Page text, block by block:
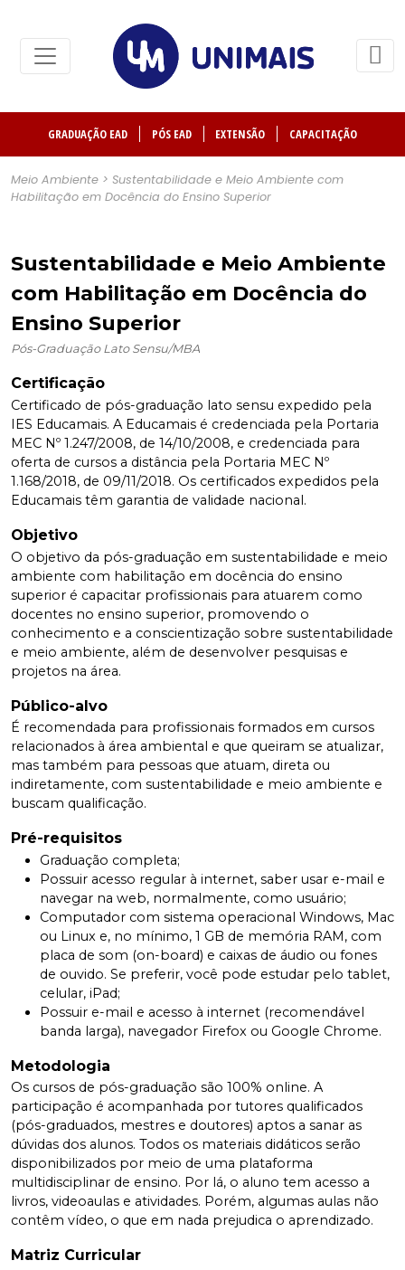
GRADUAÇÃO EAD PÓS EAD EXTENSÃO CAPACITAÇÃO
Meio Ambiente > Sustentabilidade e Meio Ambiente com
Habilitação em Docência do Ensino Superior
Sustentabilidade e Meio Ambiente
com Habilitação em Docência do
Ensino Superior
Pós-Graduação Lato Sensu/MBA
Certificação
Certificado de pós-graduação lato sensu expedido pela
IES Educamais. A Educamais é credenciada pela Portaria
MEC Nº 1.247/2008, de 14/10/2008, e credenciada para
oferta de cursos a distância pela Portaria MEC Nº
1.168/2018, de 09/11/2018. Os certificados expedidos pela
Educamais têm garantia de validade nacional.
Objetivo
O objetivo da pós-graduação em sustentabilidade e meio
ambiente com habilitação em docência do ensino
superior é capacitar profissionais para atuarem como
docentes no ensino superior, promovendo o
conhecimento e a conscientização sobre sustentabilidade
e meio ambiente, além de desenvolver pesquisas e
projetos na área.
Público-alvo
É recomendada para profissionais formados em cursos
relacionados à área ambiental e que queiram se atualizar,
mas também para pessoas que atuam, direta ou
indiretamente, com sustentabilidade e meio ambiente e
buscam qualificação.
Pré-requisitos
Graduação completa;
Possuir acesso regular à internet, saber usar e-mail e
navegar na web, normalmente, como usuário;
Computador com sistema operacional Windows, Mac
ou Linux e, no mínimo, 1 GB de memória RAM, com
placa de som (on-board) e caixas de áudio ou fones
de ouvido. Se preferir, você pode estudar pelo tablet,
celular, iPad;
Possuir e-mail e acesso à internet (recomendável
banda larga), navegador Firefox ou Google Chrome.
Metodologia
Os cursos de pós-graduação são 100% online. A
participação é acompanhada por tutores qualificados
(pós-graduados, mestres e doutores) aptos a sanar as
dúvidas dos alunos. Todos os materiais didáticos serão
disponibilizados por meio de uma plataforma
multidisciplinar de ensino. Por lá, o aluno tem acesso a
livros, videoaulas e atividades. Porém, algumas aulas não
contêm vídeo, o que em nada prejudica o aprendizado.
Matriz Curricular